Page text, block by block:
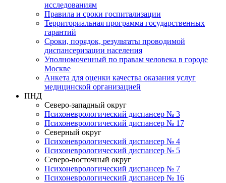
исследованиям
Правила и сроки госпитализации
Территориальная программа государственных
гарантий
Сроки, порядок, результаты проводимой
диспансеризации населения
Уполномоченный по правам человека в городе
Москве
Анкета для оценки качества оказания услуг
медицинской организацией
ПНД
Северо-западный округ
Психоневрологический диспансер № 3
Психоневрологический диспансер № 17
Северный округ
Психоневрологический диспансер № 4
Психоневрологический диспансер № 5
Северо-восточный округ
Психоневрологический диспансер № 7
Психоневрологический диспансер № 16